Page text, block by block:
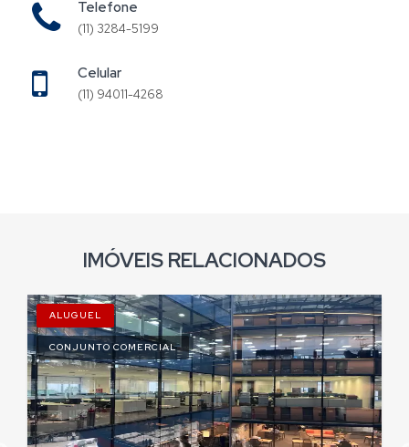
Telefone
(11) 3284-5199
Celular
(11) 94011-4268
IMÓVEIS RELACIONADOS
ALUGUEL
CONJUNTO COMERCIAL